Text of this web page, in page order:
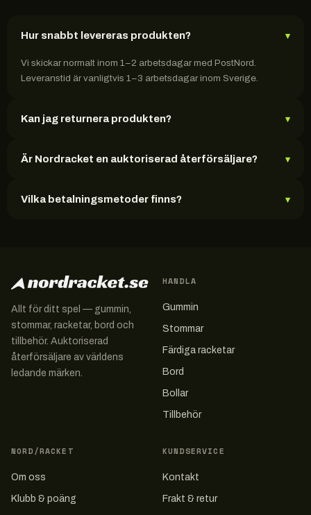
Hur snabbt levereras produkten? ▾
Vi skickar normalt inom 1–2 arbetsdagar med PostNord.
Leveranstid är vanligtvis 1–3 arbetsdagar inom Sverige.
Kan jag returnera produkten? ▾
Är Nordracket en auktoriserad återförsäljare? ▾
Vilka betalningsmetoder finns? ▾
Allt för ditt spel — gummin,
stommar, racketar, bord och
tillbehör. Auktoriserad
återförsäljare av världens
ledande märken.
HANDLA
Gummin
Stommar
Färdiga racketar
Bord
Bollar
Tillbehör
NORD/RACKET
Om oss
Klubb & poäng
KUNDSERVICE
Kontakt
Frakt & retur